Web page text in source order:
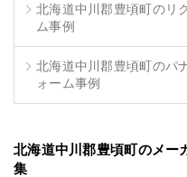
北海道中川郡豊頃町のリ
ム事例
北海道中川郡豊頃町のパ
ォーム事例
北海道中川郡豊頃町のメー
集